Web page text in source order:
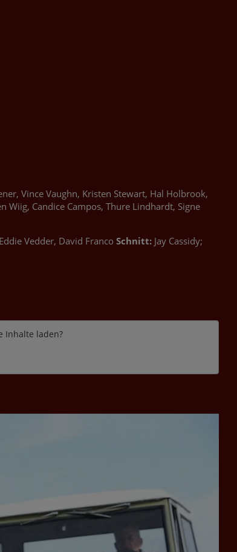
Vince Vaughn, Kristen Stewart, Hal Holbrook,
Wiig, Candice Campos, Thure Lindhardt, Signe
Vedder, David Franco Schnitt: Jay Cassidy;
Inhalte laden?